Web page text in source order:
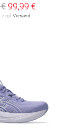
99,99 €
zzgl. Versand